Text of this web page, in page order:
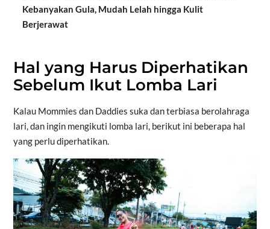
Kebanyakan Gula, Mudah Lelah hingga Kulit
Berjerawat
Hal yang Harus Diperhatikan
Sebelum Ikut Lomba Lari
Kalau Mommies dan Daddies suka dan terbiasa berolahraga
lari, dan ingin mengikuti lomba lari, berikut ini beberapa hal
yang perlu diperhatikan.